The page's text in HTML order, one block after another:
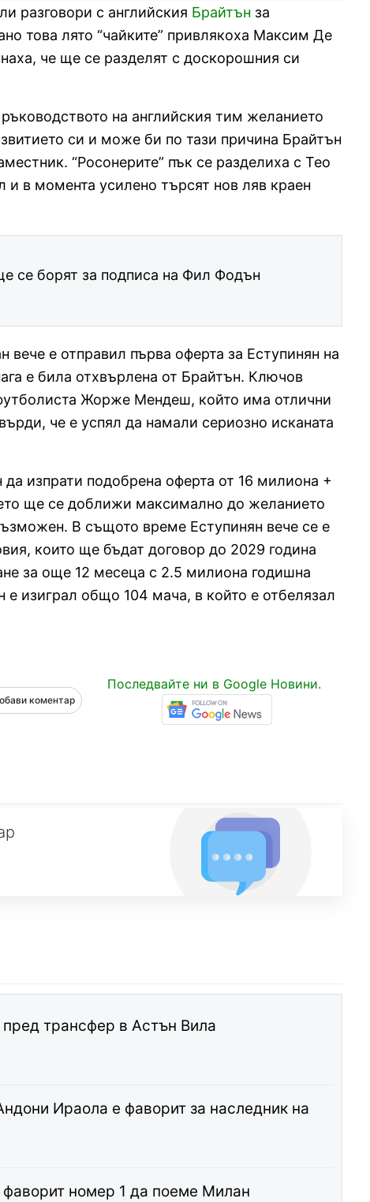
разговори с английския Брайтън за
това лято “чайките” привлякоха Максим Де
че ще се разделят с доскорошния си
на английския тим желанието
си и може би по тази причина Брайтън
“Росонерите” пък се разделиха с Тео
и в момента усилено търсят нов ляв краен
се борят за подписа на Фил Фодън
вече е отправил първа оферта за Еступинян на
е била отхвърлена от Брайтън. Ключов
Жорже Мендеш, който има отлични
че е успял да намали сериозно исканата
изпрати подобрена оферта от 16 милиона +
ще се доближи максимално до желанието
В същото време Еступинян вече се е
които ще бъдат договор до 2029 година
за още 12 месеца с 2.5 милиона годишна
е изиграл общо 104 мача, в който е отбелязал
коментар
Последвайте ни в Google Новини.
трансфер в Астън Вила
Ираола е фаворит за наследник на
номер 1 да поеме Милан